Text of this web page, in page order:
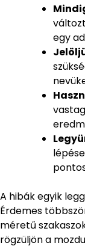
egy
A hibák egyik
Érdemes
méretű
rögzüljön a